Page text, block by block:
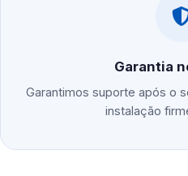
Garantia
Garantimos suporte após o
instalação